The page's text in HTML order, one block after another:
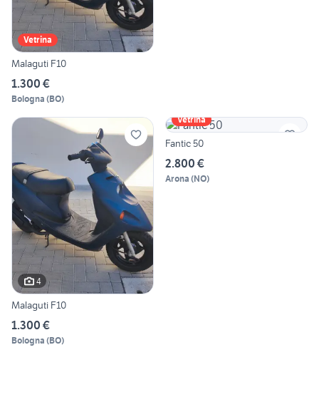
Vetrina
Malaguti F10
1.300 €
Bologna (BO)
4
Malaguti F10
1.300 €
Bologna (BO)
Vetrina
Fantic 50
2.800 €
Arona (NO)